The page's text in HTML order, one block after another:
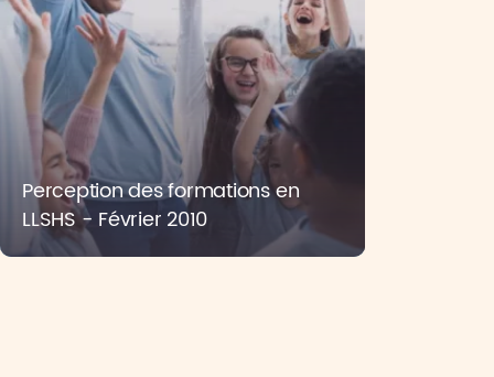
Perception des formations en
LLSHS - Février 2010